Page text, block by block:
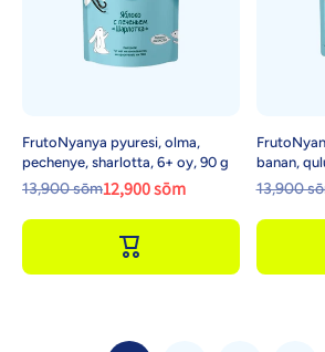
FrutoNyanya pyuresi, olma,
pechenye, sharlotta, 6+ oy, 90 g
13,900 sōm12,900 sōm
banan,
13,900